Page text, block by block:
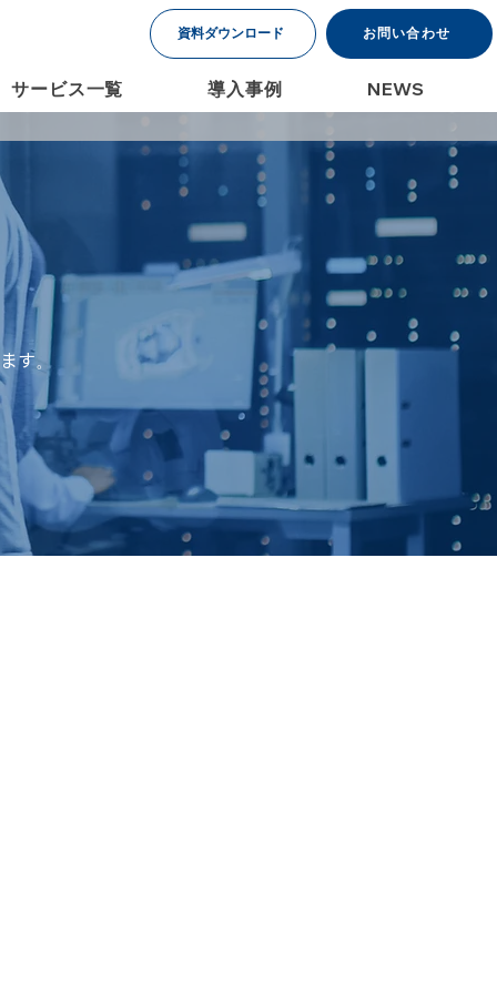
資料ダウンロード お問い合わせ
サービス一覧 導入事例 NEWS
す。